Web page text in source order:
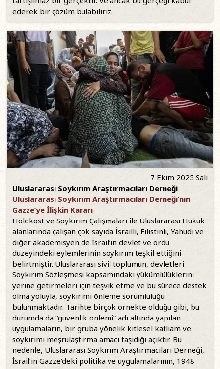
ederek bir çözüm bulabiliriz.
7 Ekim 2025 Salı
Uluslararası Soykırım Araştırmacıları Derneği
Uluslararası Soykırım Araştırmacıları Derneği’nin
Gazze’ye İlişkin Kararı
Holokost ve Soykırım Çalışmaları ile Uluslararası Hukuk
alanlarında çalışan çok sayıda İsrailli, Filistinli, Yahudi ve
diğer akademisyen de İsrail’in devlet ve ordu
düzeyindeki eylemlerinin soykırım teşkil ettiğini
belirtmiştir. Uluslararası sivil toplumun, devletleri
Soykırım Sözleşmesi kapsamındaki yükümlülüklerini
yerine getirmeleri için teşvik etme ve bu sürece destek
olma yoluyla, soykırımı önleme sorumluluğu
bulunmaktadır. Tarihte birçok örnekte olduğu gibi, bu
durumda da “güvenlik önlemi” adı altında yapılan
uygulamaların, bir gruba yönelik kitlesel katliam ve
soykırımı meşrulaştırma amacı taşıdığı açıktır. Bu
nedenle, Uluslararası Soykırım Araştırmacıları Derneği,
İsrail’in Gazze’deki politika ve uygulamalarının, 1948